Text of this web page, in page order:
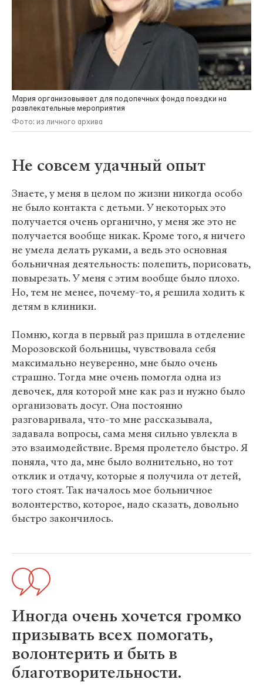
Мария организовывает для подопечных фонда поездки на
развлекательные мероприятия
Фото: из личного архива
Не совсем удачный опыт
Знаете, у меня в целом по жизни никогда особо
не было контакта с детьми. У некоторых это
получается очень органично, у меня же это не
получается вообще никак. Кроме того, я ничего
не умела делать руками, а ведь это основная
больничная деятельность: полепить, порисовать,
повырезать. У меня с этим вообще было плохо.
Но, тем не менее, почему-то, я решила ходить к
детям в клиники.
Помню, когда в первый раз пришла в отделение
Морозовской больницы, чувствовала себя
максимально неуверенно, мне было очень
страшно. Тогда мне очень помогла одна из
девочек, для которой мне как раз и нужно было
организовать досуг. Она постоянно
разговаривала, что-то мне рассказывала,
задавала вопросы, сама меня сильно увлекла в
это взаимодействие. Время пролетело быстро. Я
поняла, что да, мне было волнительно, но тот
отклик и отдачу, которые я получила от детей,
того стоят. Так началось мое больничное
волонтерство, которое, надо сказать, довольно
быстро закончилось.
Иногда очень хочется громко
призывать всех помогать,
волонтерить и быть в
благотворительности.